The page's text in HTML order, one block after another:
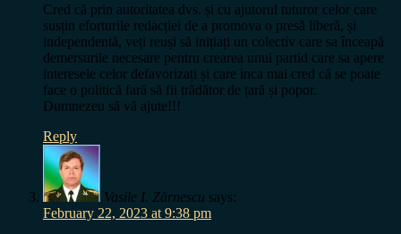
Cred că prin autoritatea dvs. și cu ajutorul tuturor celor care
susțin eforturile redacției de a promova o presă liberă, și
independentă, veți reuși să inițiați un colectiv care sa înceapă
demersurile necesare pentru crearea unui partid care sa apere
interesele celor defavorizați și care inca mai cred că se poate
face o politică fară să fii trădător de țară și popor.
Dumnezeu să vă ajute!!!
Reply
Vasile I. Zărnescu says:
February 22, 2023 at 9:38 pm